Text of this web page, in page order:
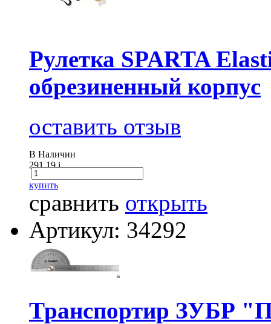
Рулетка SPARTA
обрезиненный корпус
оставить отзыв
В Наличии
291.19i
купить
сравнить открыть
Артикул: 34292
Транспортир ЗУБР